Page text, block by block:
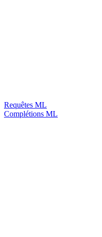
Requêtes ML
Complétions ML